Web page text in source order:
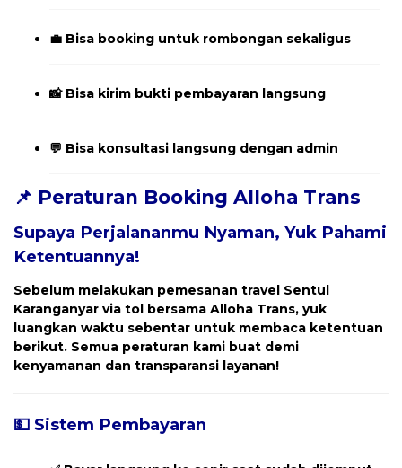
💼 Bisa booking untuk rombongan sekaligus
📸 Bisa kirim bukti pembayaran langsung
💬 Bisa konsultasi langsung dengan admin
📌 Peraturan Booking Alloha Trans
Supaya Perjalananmu Nyaman, Yuk Pahami
Ketentuannya!
Sebelum melakukan pemesanan travel Sentul
Karanganyar via tol bersama Alloha Trans, yuk
luangkan waktu sebentar untuk membaca ketentuan
berikut. Semua peraturan kami buat demi
kenyamanan dan transparansi layanan!
💵 Sistem Pembayaran